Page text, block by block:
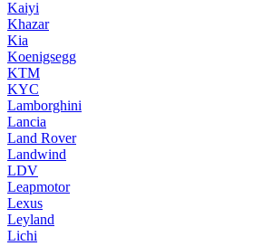
Kaiyi
Khazar
Kia
Koenigsegg
KTM
KYC
Lamborghini
Lancia
Land Rover
Landwind
LDV
Leapmotor
Lexus
Leyland
Lichi